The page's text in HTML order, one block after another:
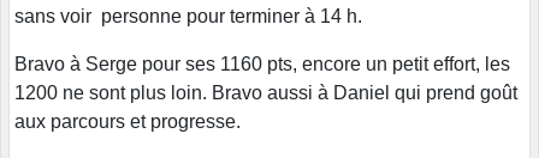
sans voir personne pour terminer à 14 h.
Bravo à Serge pour ses 1160 pts, encore un petit effort, les
1200 ne sont plus loin. Bravo aussi à Daniel qui prend goût
aux parcours et progresse.